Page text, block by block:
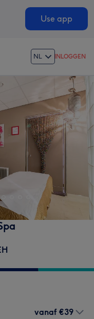
Use app
NL INLOGGEN
vanaf €39